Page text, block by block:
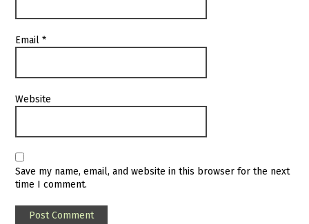
Email*
Website
Save my name, email, and website in this browser for the next
time I comment.